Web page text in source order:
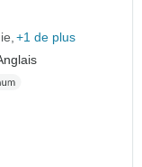
+1 de plus